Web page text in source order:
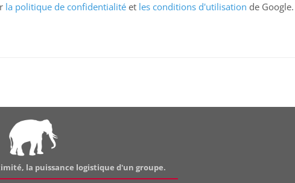
la politique de confidentialité et les conditions d'utilisation de Google.
la puissance logistique d'un groupe.